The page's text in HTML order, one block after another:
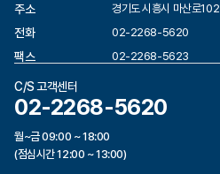
주소 경기도 시흥시 마산로102
전화 02-2268-5620
팩스 02-2268-5623
C/S 고객센터
02-2268-5620
월~금 09:00 ~ 18:00
(점심시간 12:00 ~ 13:00)